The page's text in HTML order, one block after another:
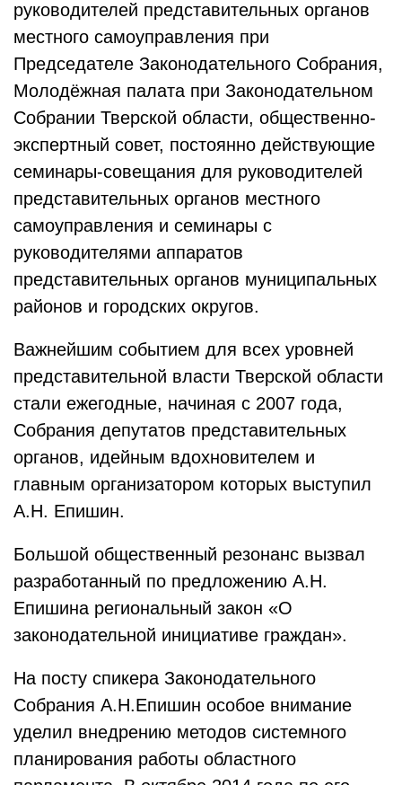
руководителей представительных органов
местного самоуправления при
Председателе Законодательного Собрания,
Молодёжная палата при Законодательном
Собрании Тверской области, общественно-
экспертный совет, постоянно действующие
семинары-совещания для руководителей
представительных органов местного
самоуправления и семинары с
руководителями аппаратов
представительных органов муниципальных
районов и городских округов.
Важнейшим событием для всех уровней
представительной власти Тверской области
стали ежегодные, начиная с 2007 года,
Собрания депутатов представительных
органов, идейным вдохновителем и
главным организатором которых выступил
А.Н. Епишин.
Большой общественный резонанс вызвал
разработанный по предложению А.Н.
Епишина региональный закон «О
законодательной инициативе граждан».
На посту спикера Законодательного
Собрания А.Н.Епишин особое внимание
уделил внедрению методов системного
планирования работы областного